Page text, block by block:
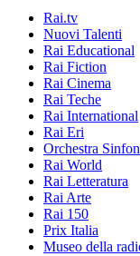
Rai.tv
Nuovi Talenti
Rai Educational
Rai Fiction
Rai Cinema
Rai Teche
Rai International
Rai Eri
Orchestra
Rai World
Rai Letteratura
Rai Arte
Rai 150
Prix Italia
Museo della